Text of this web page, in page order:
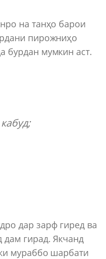
на танҳо барои
пирожниҳо
бурдан мумкин аст.
дар зарф гиред ва
гирад. Якчанд
мураббо шарбати